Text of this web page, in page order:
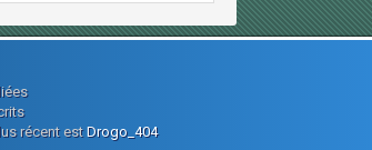
récent estDrogo_404